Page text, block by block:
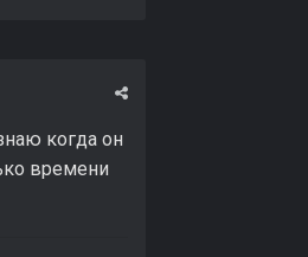
когда он
времени